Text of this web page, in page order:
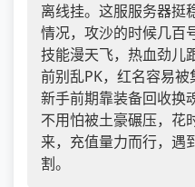
离线挂。这服服务器挺
情况，攻沙的时候几百
技能漫天飞，热血劲儿
前别乱PK，红名容易被
新手前期靠装备回收换
不用怕被土豪碾压，花
来，充值量力而行，遇
割。